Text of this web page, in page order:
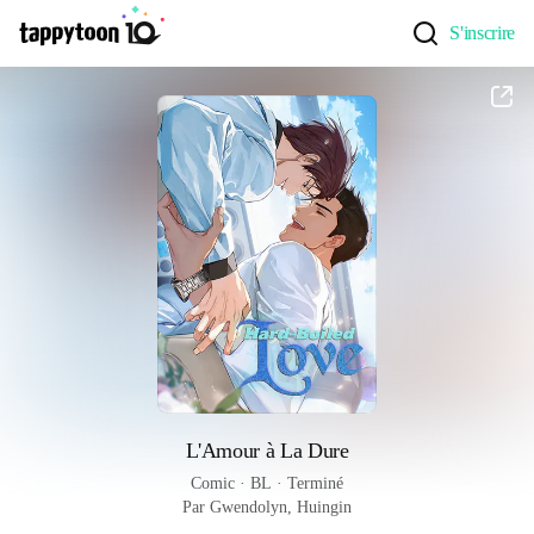
S'inscrire
L'Amour à La Dure
Comic · BL · Terminé
Par Gwendolyn, Huingin